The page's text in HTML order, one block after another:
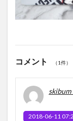
コメント （1件）
2018-06-11